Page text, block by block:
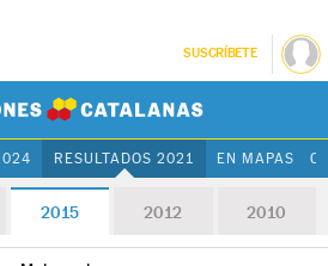
SUSCRÍBETE
RESULTADOS 2021 EN MAPAS
2015 2012 2010